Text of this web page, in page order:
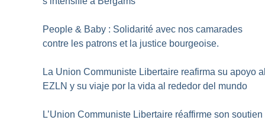
People & Baby : Solidarité avec nos camarades
contre les patrons et la justice bourgeoise.
La Union Communiste Libertaire reafirma su apoyo
EZLN y su viaje por la vida al rededor del mundo
L’Union Communiste Libertaire réaffirme son soutien